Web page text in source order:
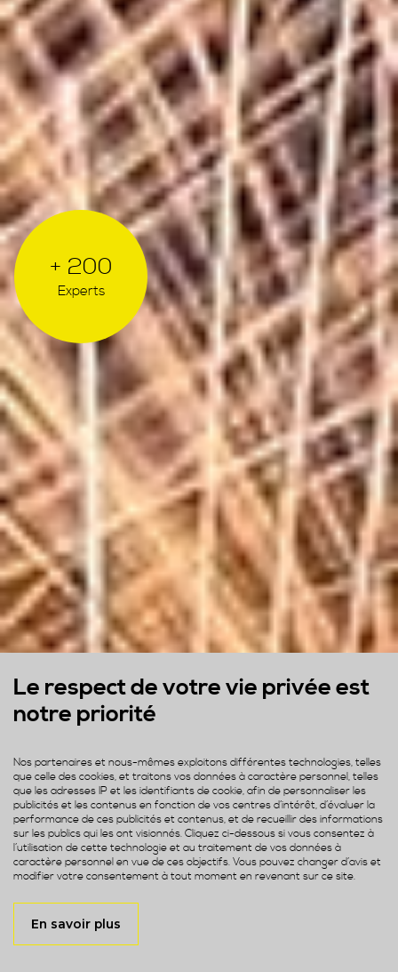
+ 200
Experts
Le respect de votre vie privée est
notre priorité
Nos partenaires et nous-mêmes exploitons différentes technologies, telles
que celle des cookies, et traitons vos données à caractère personnel, telles
que les adresses IP et les identifiants de cookie, afin de personnaliser les
publicités et les contenus en fonction de vos centres d’intérêt, d’évaluer la
performance de ces publicités et contenus, et de recueillir des informations
sur les publics qui les ont visionnés. Cliquez ci-dessous si vous consentez à
l’utilisation de cette technologie et au traitement de vos données à
caractère personnel en vue de ces objectifs. Vous pouvez changer d’avis et
modifier votre consentement à tout moment en revenant sur ce site.
En savoir plus